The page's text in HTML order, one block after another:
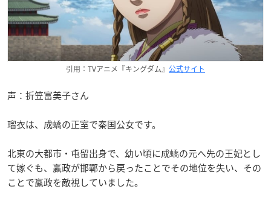
引用：TVアニメ『キングダム』 公式サイト
声：折笠富美子さん
瑠衣は、成蟜の正室で秦国公女です。
北東の大都市・屯留出身で、幼い頃に成蟜の元へ先の王妃とし
て嫁ぐも、嬴政が邯鄲から戻ったことでその地位を失い、その
ことで嬴政を敵視していました。